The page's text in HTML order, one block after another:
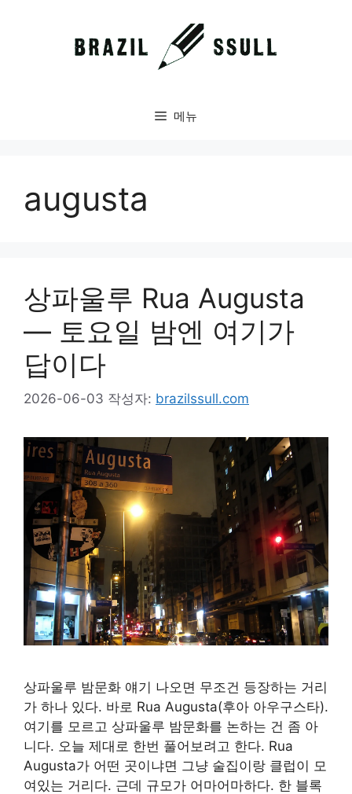
메뉴
augusta
상파울루 Rua Augusta
— 토요일 밤엔 여기가
답이다
2026-06-03 작성자: brazilssull.com
상파울루 밤문화 얘기 나오면 무조건 등장하는 거리
가 하나 있다. 바로 Rua Augusta(후아 아우구스타).
여기를 모르고 상파울루 밤문화를 논하는 건 좀 아
니다. 오늘 제대로 한번 풀어보려고 한다. Rua
Augusta가 어떤 곳이냐면 그냥 술집이랑 클럽이 모
여있는 거리다. 근데 규모가 어마어마하다. 한 블록